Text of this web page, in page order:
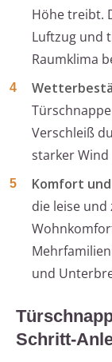
Höhe treibt.
Luftzug und
Raumklima
Verschleiß
starker Wind
Komfort
die leise
und
Schritt-